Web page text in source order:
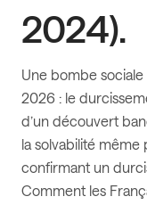
2024).
Une bombe
2026 : le
d’un découvert
la solvabilité
confirmant un
Comment les